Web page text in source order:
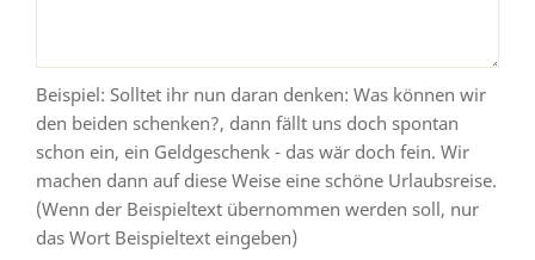
Beispiel: Solltet ihr nun daran denken: Was können wir
den beiden schenken?, dann fällt uns doch spontan
schon ein, ein Geldgeschenk - das wär doch fein. Wir
machen dann auf diese Weise eine schöne Urlaubsreise.
(Wenn der Beispieltext übernommen werden soll, nur
das Wort Beispieltext eingeben)